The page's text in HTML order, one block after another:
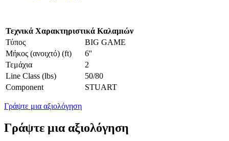
Τεχνικά Χαρακτηριστικά Καλαμιών
Τύπος
BIG GAME
Μήκος (ανοιχτό) (ft)
6''
Τεμάχια
2
Line Class (lbs)
50/80
Component
STUART
Γράψτε μια αξιολόγηση
Γράψτε μια αξιολόγηση